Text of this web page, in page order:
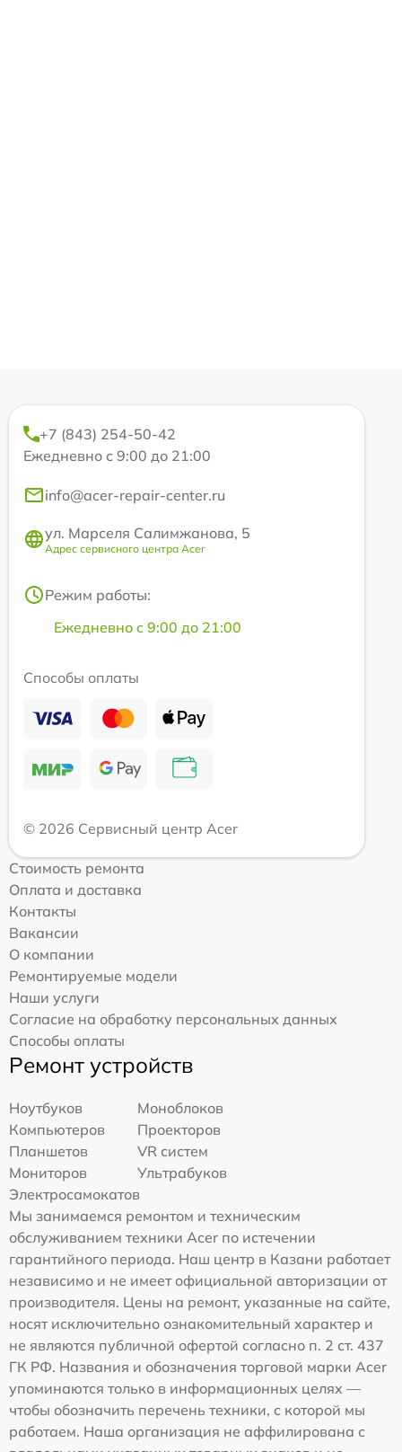
+7 (843) 254-50-42
Ежедневно с 9:00 до 21:00
info@acer-repair-center.ru
ул. Марселя Салимжанова, 5
Адрес сервисного центра Acer
Режим работы:
Ежедневно с 9:00 до 21:00
Способы оплаты
© 2026 Сервисный центр Acer
Стоимость ремонта
Оплата и доставка
Контакты
Вакансии
О компании
Ремонтируемые модели
Наши услуги
Согласие на обработку персональных данных
Способы оплаты
Ремонт устройств
Ноутбуков
Моноблоков
Компьютеров
Проекторов
Планшетов
VR систем
Мониторов
Ультрабуков
Электросамокатов
Мы занимаемся ремонтом и техническим
обслуживанием техники Acer по истечении
гарантийного периода. Наш центр в Казани работает
независимо и не имеет официальной авторизации от
производителя. Цены на ремонт, указанные на сайте,
носят исключительно ознакомительный характер и
не являются публичной офертой согласно п. 2 ст. 437
ГК РФ. Названия и обозначения торговой марки Acer
упоминаются только в информационных целях —
чтобы обозначить перечень техники, с которой мы
работаем. Наша организация не аффилирована с